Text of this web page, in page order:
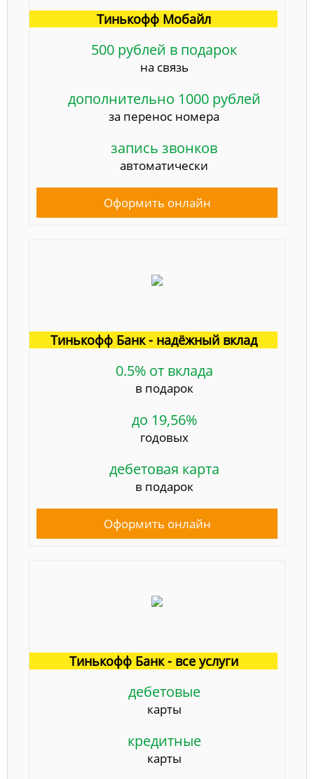
Тинькофф Мобайл
500 рублей в подарок
на связь
дополнительно 1000 рублей
за перенос номера
запись звонков
автоматически
Оформить онлайн
Тинькофф Банк - надёжный вклад
0.5% от вклада
в подарок
до 19,56%
годовых
дебетовая карта
в подарок
Оформить онлайн
Тинькофф Банк - все услуги
дебетовые
карты
кредитные
карты